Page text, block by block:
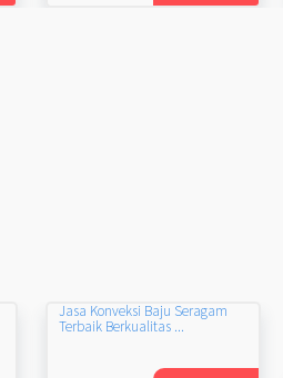
Jasa Konveksi Baju Seragam
Terbaik Berkualitas ...